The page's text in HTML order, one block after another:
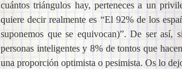
cuántos triángulos hay, perteneces a un
quiere decir realmente es “El 92% de los
suponemos que se equivocan)”. De ser
personas inteligentes y 8% de tontos que
una proporción optimista o pesimista. Os lo